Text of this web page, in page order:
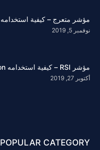
مؤشر متعرج – كيفية استخدامه IQ Option
نوفمبر 5, 2019
مؤشر RSI – كيفية استخدامه IQ Option
أكتوبر 27, 2019
POPULAR CATEGORY